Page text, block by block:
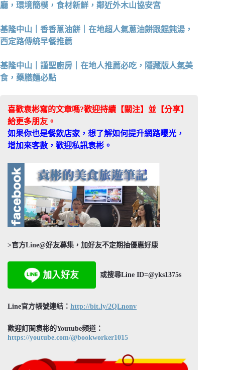
廳，環境簡樸，食材新鮮，鄰近外木山協安宮
基隆中山｜香香蔥油餅｜在地超人氣蔥油餅跟餛飩湯，
西定路傳統早餐推薦
基隆中山｜謹聖廚房｜在地人推薦必吃，隱藏版人氣美
食，藥膳麵必點
喜歡袁彬寫的文章嗎?歡迎持續【關注】並【分享】
給更多朋友。
如果你也是餐飲店家，想了解如何提升網路曝光，
增加來客數，歡迎私訊袁彬。
>官方Line@好友募集，加好友不定期抽優惠好康
或搜尋Line ID=@yks1375s
Line官方帳號連結： http://bit.ly/2QLnonv
歡迎訂閱袁彬的Youtube頻道：
https://youtube.com/@bookworker1015